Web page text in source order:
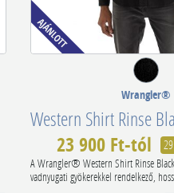
Wrangler®
23 900 Ft-tól
A Wrangler® Western Shirt Rinse
vadnyugati gyökerekkel rendelkező,